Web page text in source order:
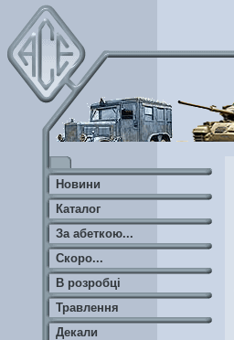
Новини
Каталог
За абеткою...
Скоро...
В розробці
Травлення
Декали